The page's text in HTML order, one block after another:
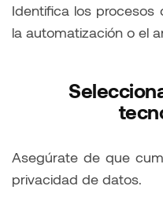
Identifica los
la automatización o el
Asegúrate de que
privacidad de datos.